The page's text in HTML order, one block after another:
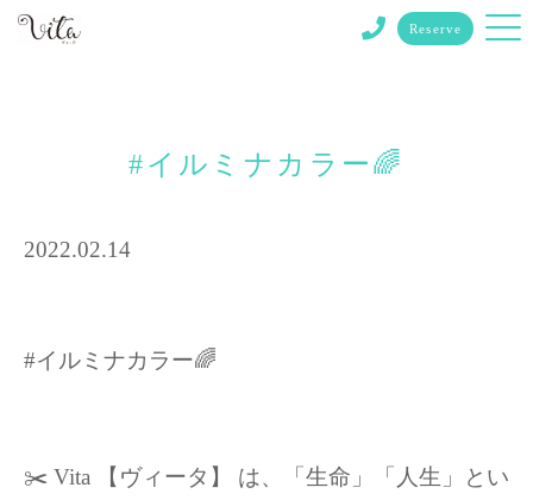
Reserve
#イルミナカラー🌈
2022.02.14
#イルミナカラー🌈
✂️ Vita 【ヴィータ】 は、「生命」「人生」とい